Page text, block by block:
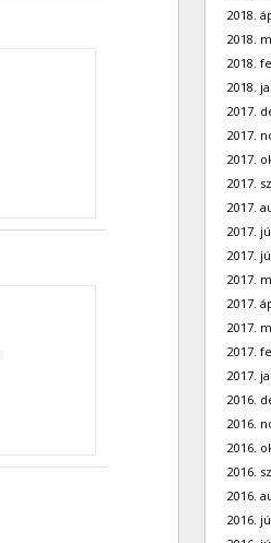
2018.
2018.
2018.
2018.
2017.
2017.
2017.
2017.
2017.
2017.
2017.
2017.
2017.
2017.
2017.
2017.
2016.
2016.
2016.
2016.
2016.
2016.